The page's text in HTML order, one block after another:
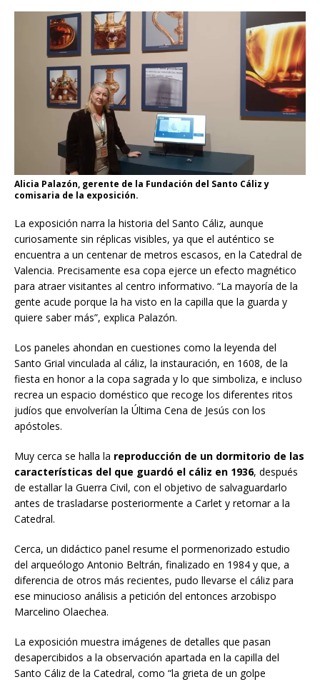
Alicia Palazón, gerente de la Fundación del Santo Cáliz y
comisaria de la exposición.
La exposición narra la historia del Santo Cáliz, aunque
curiosamente sin réplicas visibles, ya que el auténtico se
encuentra a un centenar de metros escasos, en la Catedral de
Valencia. Precisamente esa copa ejerce un efecto magnético
para atraer visitantes al centro informativo. “La mayoría de la
gente acude porque la ha visto en la capilla que la guarda y
quiere saber más”, explica Palazón.
Los paneles ahondan en cuestiones como la leyenda del
Santo Grial vinculada al cáliz, la instauración, en 1608, de la
fiesta en honor a la copa sagrada y lo que simboliza, e incluso
recrea un espacio doméstico que recoge los diferentes ritos
judíos que envolverían la Última Cena de Jesús con los
apóstoles.
Muy cerca se halla la reproducción de un dormitorio de las
características del que guardó el cáliz en 1936, después
de estallar la Guerra Civil, con el objetivo de salvaguardarlo
antes de trasladarse posteriormente a Carlet y retornar a la
Catedral.
Cerca, un didáctico panel resume el pormenorizado estudio
del arqueólogo Antonio Beltrán, finalizado en 1984 y que, a
diferencia de otros más recientes, pudo llevarse el cáliz para
ese minucioso análisis a petición del entonces arzobispo
Marcelino Olaechea.
La exposición muestra imágenes de detalles que pasan
desapercibidos a la observación apartada en la capilla del
Santo Cáliz de la Catedral, como “la grieta de un golpe